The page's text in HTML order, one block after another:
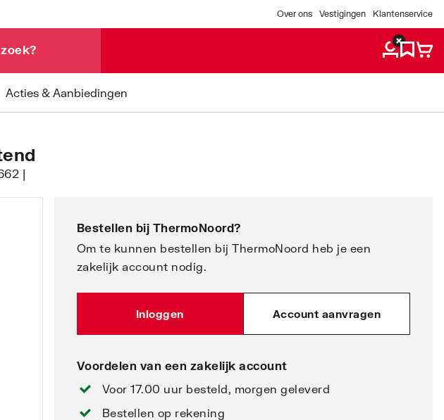
Over ons Vestigingen Klantenservice
Acties & Aanbiedingen
|
Bestellen bij ThermoNoord?
Om te kunnen bestellen bij ThermoNoord heb je een
zakelijk account nodig.
Inloggen Account aanvragen
Voordelen van een zakelijk account
Voor 17.00 uur besteld, morgen geleverd
Bestellen op rekening